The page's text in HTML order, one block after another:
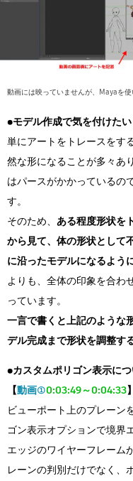
動画には映っていませんが、Mayaを
●モデル作成で気を付けた
単にアートをトレースをす
然な形になることが多々あ
はパースがかかっているの
す。
そのため、 ある程度形状を
から見て、体の形状として
に沿ったモデルになるよう
よりも、全体の印象を合わ
っています。
一言で書くと上記のような
デル完成まで形状を調整す
●カスタムポリゴン表示に
【動画①0:03:49～0:04:33】
ビューポート上のプレーン
ゴン表示オプションで境界
エッジのワイヤーフレーム
レーンの判別だけでなく、